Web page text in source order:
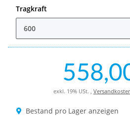
Tragkraft
600
exkl. 19% USt. ,
Bestand pro Lager anzeigen